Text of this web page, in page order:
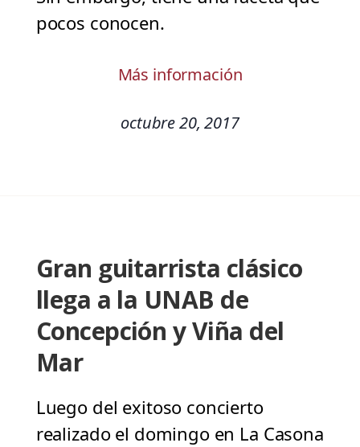
pocos conocen.
Más información
octubre 20, 2017
Gran guitarrista clásico
llega a la UNAB de
Concepción y Viña del
Mar
Luego del exitoso concierto
realizado el domingo en La Casona